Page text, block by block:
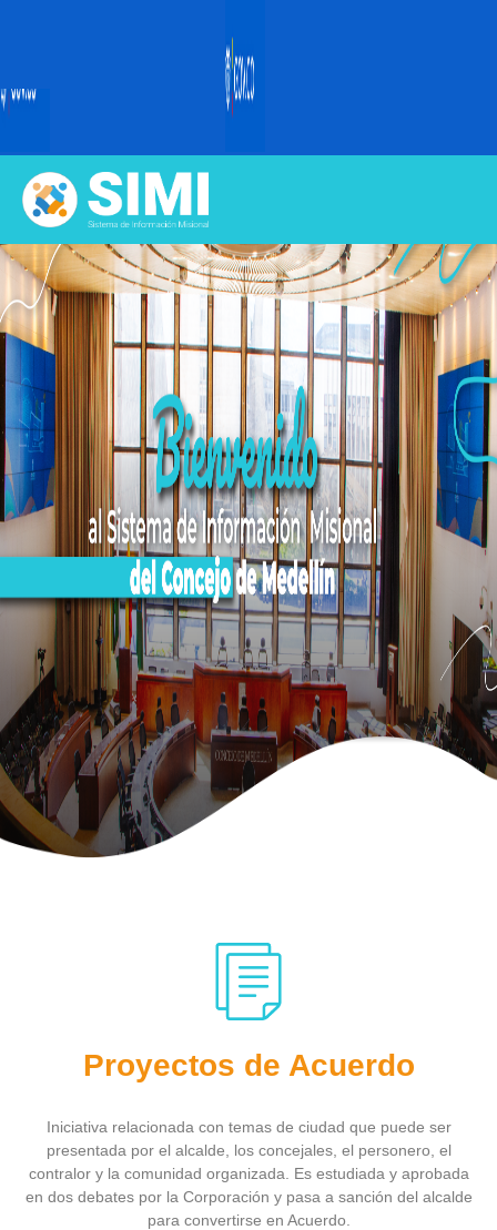
Proyectos de Acuerdo
Iniciativa relacionada con temas de ciudad que puede ser
presentada por el alcalde, los concejales, el personero, el
contralor y la comunidad organizada. Es estudiada y aprobada
en dos debates por la Corporación y pasa a sanción del alcalde
para convertirse en Acuerdo.